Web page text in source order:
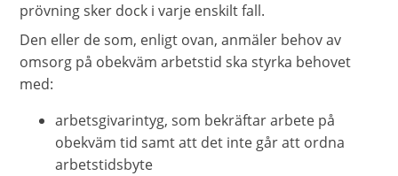
prövning sker dock i varje enskilt fall.
Den eller de som, enligt ovan, anmäler behov av
omsorg på obekväm arbetstid ska styrka behovet
med:
arbetsgivarintyg, som bekräftar arbete på
obekväm tid samt att det inte går att ordna
arbetstidsbyte